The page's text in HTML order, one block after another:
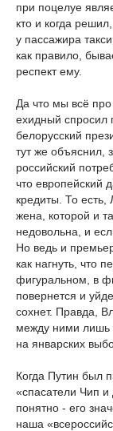
при поцелуе
кто и когда
у пассажира
как правило,
респект ему.
Да что мы всё
ехидный спросил
белорусский
тут же объяснил,
российский
что европейский
кредиты. То есть,
жена, которой и
недовольна, и
Но ведь и
как нагнуть, что
фигуральном, в
повернется и
сохнет. Правда,
между ними лишь
на январских
Когда Путин был
«спасатели Чип
понятно - его
наша